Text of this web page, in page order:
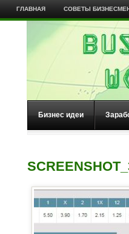
ГЛАВНАЯ СОВЕТЫ
Бизнес идеи